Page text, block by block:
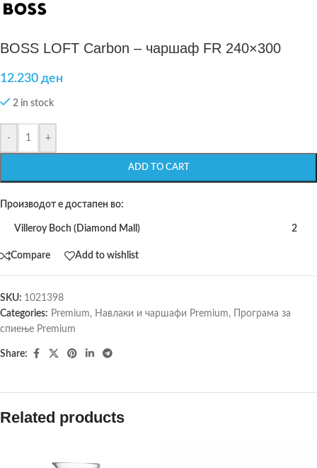
BOSS LOFT Carbon – чаршаф FR 240×300
12.230 ден
2 in stock
- +
ADD TO CART
Производот е достапен во:
Villeroy Boch (Diamond Mall) 2
Compare Add to wishlist
SKU: 1021398
Categories: Premium, Навлаки и чаршафи Premium,
Програма за
спиење Premium
Share:
Related products